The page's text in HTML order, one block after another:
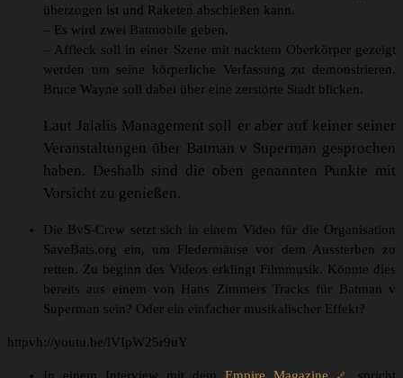
überzogen ist und Raketen abschießen kann.
– Es wird zwei Batmobile geben.
– Affleck soll in einer Szene mit nacktem Oberkörper gezeigt
werden um seine körperliche Verfassung zu demonstrieren.
Bruce Wayne soll dabei über eine zerstörte Stadt blicken.
Laut Jalalis Management soll er aber auf keiner seiner
Veranstaltungen über Batman v Superman gesprochen
haben. Deshalb sind die oben genannten Punkte mit
Vorsicht zu genießen.
Die BvS-Crew setzt sich in einem Video für die Organisation
SaveBats.org ein, um Fledermäuse vor dem Aussterben zu
retten. Zu beginn des Videos erklingt Filmmusik. Könnte dies
bereits aus einem von Hans Zimmers Tracks für Batman v
Superman sein? Oder ein einfacher musikalischer Effekt?
httpvh://youtu.be/lVIpW25r9uY